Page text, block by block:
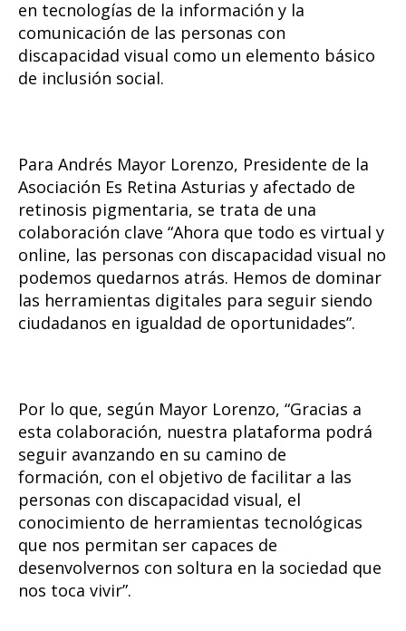
en tecnologías de la información y la
comunicación de las personas con
discapacidad visual como un elemento básico
de inclusión social.
Para Andrés Mayor Lorenzo, Presidente de la
Asociación Es Retina Asturias y afectado de
retinosis pigmentaria, se trata de una
colaboración clave “Ahora que todo es virtual y
online, las personas con discapacidad visual no
podemos quedarnos atrás. Hemos de dominar
las herramientas digitales para seguir siendo
ciudadanos en igualdad de oportunidades”.
Por lo que, según Mayor Lorenzo, “Gracias a
esta colaboración, nuestra plataforma podrá
seguir avanzando en su camino de
formación, con el objetivo de facilitar a las
personas con discapacidad visual, el
conocimiento de herramientas tecnológicas
que nos permitan ser capaces de
desenvolvernos con soltura en la sociedad que
nos toca vivir”.